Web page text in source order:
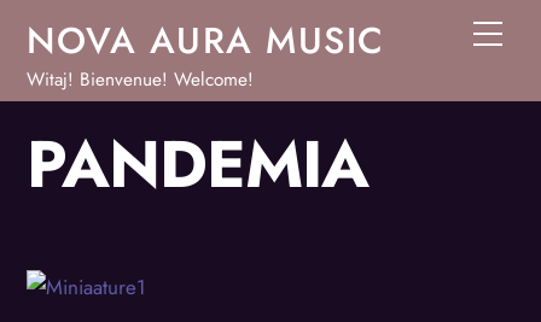
content
NOVA AURA MUSIC
Witaj! Bienvenue! Welcome!
PANDEMIA